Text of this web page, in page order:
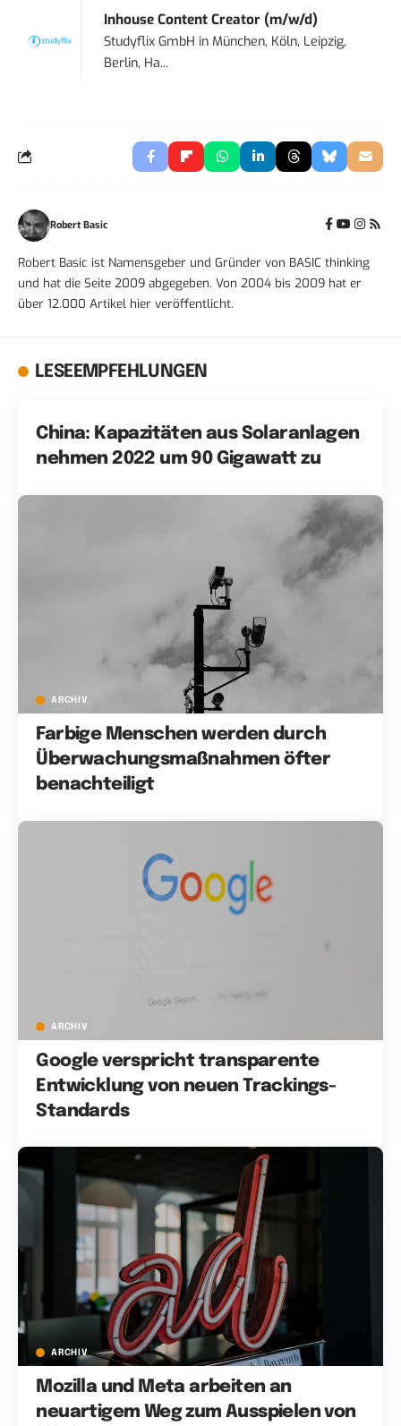
Inhouse Content Creator (m/w/d)
Studyflix GmbH inMünchen, Köln, Leipzig,
Berlin, Ha...
Robert Basic
Robert Basic ist Namensgeber und Gründer von BASIC thinking
und hat die Seite 2009 abgegeben. Von 2004 bis 2009 hat er
über 12.000 Artikel hier veröffentlicht.
LESEEMPFEHLUNGEN
China: Kapazitäten aus Solaranlagen
nehmen 2022 um 90 Gigawatt zu
ARCHIV
Farbige Menschen werden durch
Überwachungsmaßnahmen öfter
benachteiligt
ARCHIV
Google verspricht transparente
Entwicklung von neuen Trackings-
Standards
ARCHIV
Mozilla und Meta arbeiten an
neuartigem Weg zum Ausspielen von